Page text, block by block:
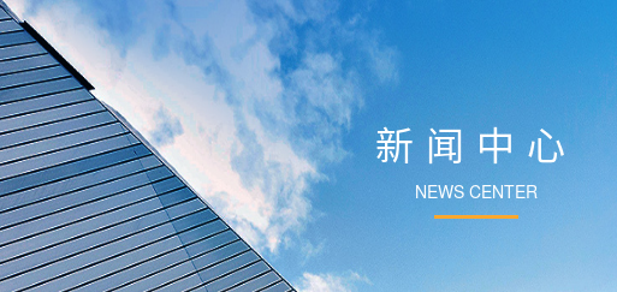
新闻中心
NEWS CENTER